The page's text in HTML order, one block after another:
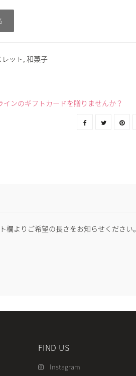
レット, 和菓子
インのギフトカードを贈りませんか？
よりご希望の長さをお知らせください。
FIND US
Instagram